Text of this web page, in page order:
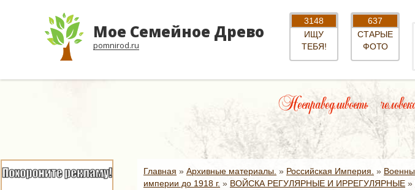
Мое Семейное Древо
pomnirod.ru
3148
ИЩУ
ТЕБЯ!
637
СТАРЫЕ
ФОТО
Несправедливость
Главная » Архивные материалы. » Российская Империя. »
империи до 1918 г. » ВОЙСКА РЕГУЛЯРНЫЕ И ИРРЕГУЛЯРНЫЕ »